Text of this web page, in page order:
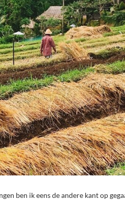
ben ik eens de andere kant op